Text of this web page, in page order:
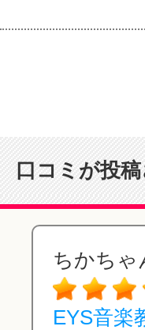
口コミが投
ちかちゃ
EYS音